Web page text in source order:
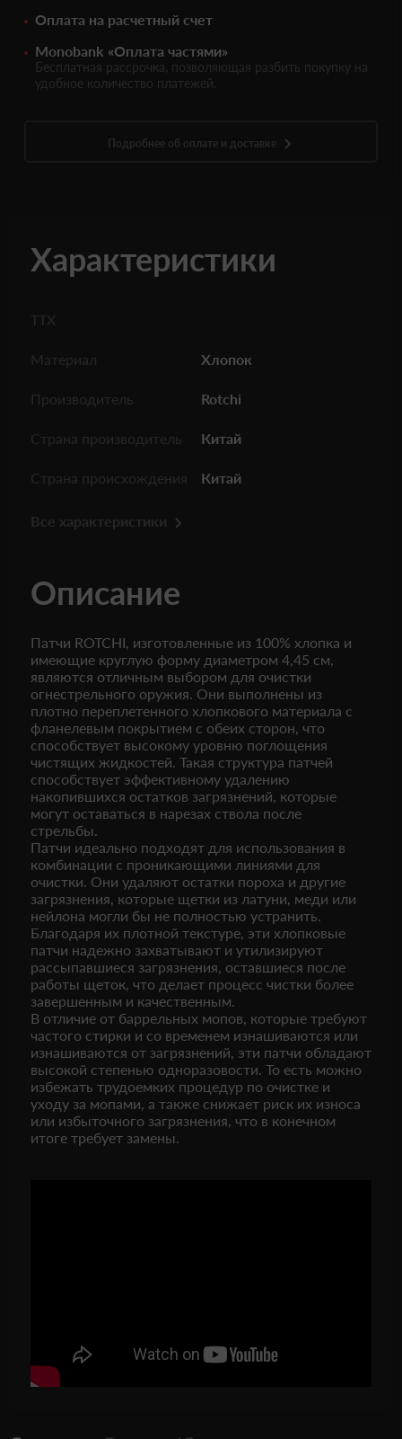
Оплата на расчетный счет
Monobank «Оплата частями»
Бесплатная рассрочка, позволяющая разбить покупку на
удобное количество платежей.
Подробнее об оплате и доставке
Характеристики
ТТХ
Материал Хлопок
Производитель Rotchi
Страна производитель Китай
Страна происхождения Китай
Все характеристики
Описание
Патчи ROTCHI, изготовленные из 100% хлопка и
имеющие круглую форму диаметром 4,45 см,
являются отличным выбором для очистки
огнестрельного оружия. Они выполнены из
плотно переплетенного хлопкового материала с
фланелевым покрытием с обеих сторон, что
способствует высокому уровню поглощения
чистящих жидкостей. Такая структура патчей
способствует эффективному удалению
накопившихся остатков загрязнений, которые
могут оставаться в нарезах ствола после
стрельбы.
Патчи идеально подходят для использования в
комбинации с проникающими линиями для
очистки. Они удаляют остатки пороха и другие
загрязнения, которые щетки из латуни, меди или
нейлона могли бы не полностью устранить.
Благодаря их плотной текстуре, эти хлопковые
патчи надежно захватывают и утилизируют
рассыпавшиеся загрязнения, оставшиеся после
работы щеток, что делает процесс чистки более
завершенным и качественным.
В отличие от баррельных мопов, которые требуют
частого стирки и со временем изнашиваются или
изнашиваются от загрязнений, эти патчи обладают
высокой степенью одноразовости. То есть можно
избежать трудоемких процедур по очистке и
уходу за мопами, а также снижает риск их износа
или избыточного загрязнения, что в конечном
итоге требует замены.